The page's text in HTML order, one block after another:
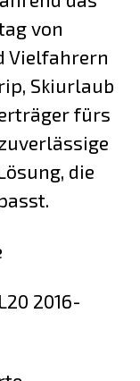
von
Vielfahrern
Skiurlaub
fürs
die
2016-